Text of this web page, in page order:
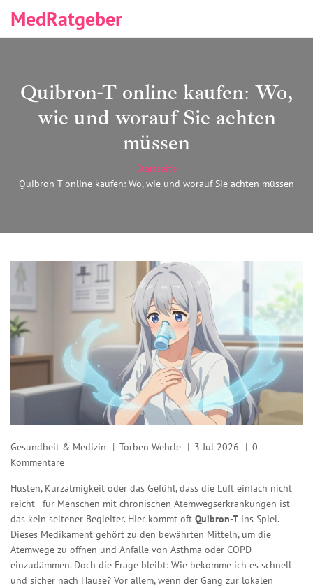
MedRatgeber
Quibron-T online kaufen: Wo,
wie und worauf Sie achten
müssen
Startseite
Quibron-T online kaufen: Wo, wie und worauf Sie achten müssen
Gesundheit & Medizin Torben Wehrle 3 Jul 2026
0
Kommentare
Husten, Kurzatmigkeit oder das Gefühl, dass die Luft einfach nicht
reicht - für Menschen mit chronischen Atemwegserkrankungen ist
das kein seltener Begleiter. Hier kommt oft Quibron-T ins Spiel.
Dieses Medikament gehört zu den bewährten Mitteln, um die
Atemwege zu öffnen und Anfälle von Asthma oder COPD
einzudämmen. Doch die Frage bleibt: Wie bekomme ich es schnell
und sicher nach Hause? Vor allem, wenn der Gang zur lokalen